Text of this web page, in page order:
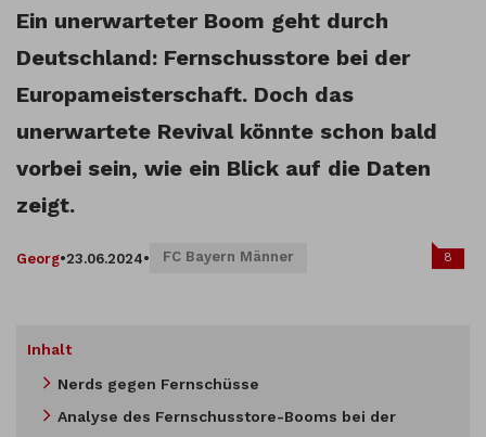
Ein unerwarteter Boom geht durch
Deutschland: Fernschusstore bei der
Europameisterschaft. Doch das
unerwartete Revival könnte schon bald
vorbei sein, wie ein Blick auf die Daten
zeigt.
Georg•23.06.2024• FC Bayern Männer 8
Inhalt
Nerds gegen Fernschüsse
Analyse des Fernschusstore-Booms bei der